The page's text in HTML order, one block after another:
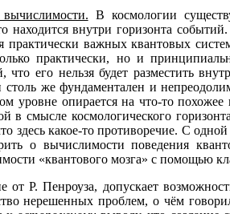
В космологии
внутри горизонта
важных квантовых
практически, но и
его нельзя будет разместить
же фундаментален и
уровне опирается на что-то
в смысле космологического
здесь какое-то противоречие. С
о вычислимости поведения
«квантового мозга» с помощью
Р. Пенроуза, допускает
нерешенных проблем, о чём